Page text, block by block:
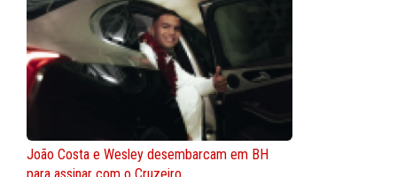
João Costa e Wesley desembarcam em BH